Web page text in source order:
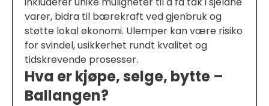
varer, bidra til bærekraft ved gjenbruk og
støtte lokal økonomi. Ulemper kan være risiko
for svindel, usikkerhet rundt kvalitet og
tidskrevende prosesser.
Hva er kjøpe, selge, bytte –
Ballangen?